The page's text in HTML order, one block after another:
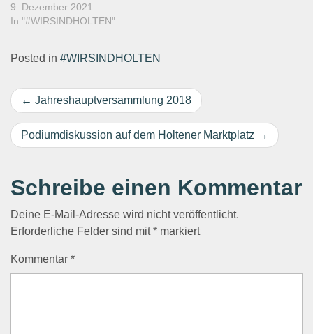
kühnsten Vorstellungen
ausmahlen können, wie das
eigentlich allen Bereichen
ausgeschlossen, wenn nicht
sogar ganz ausgebremst.
9. Dezember 2021
In "#WIRSINDHOLTEN"
Posted in #WIRSINDHOLTEN
Beitragsnavigation
Jahreshauptversammlung 2018
Podiumdiskussion auf dem Holtener Marktplatz
Schreibe einen Kommentar
Deine E-Mail-Adresse wird nicht veröffentlicht.
Erforderliche Felder sind mit* markiert
Kommentar *